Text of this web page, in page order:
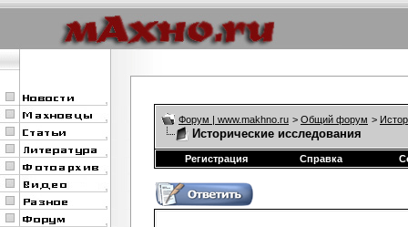
Форум | www.makhno.ru > Общий форум >
Исторические исследования
Регистрация Справка